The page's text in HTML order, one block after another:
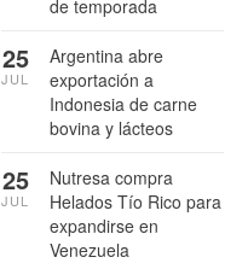
de temporada
Argentina abre
exportación a
Indonesia de carne
bovina y lácteos
25
JUL
Nutresa compra
Helados Tío Rico para
expandirse en
Venezuela
25
JUL